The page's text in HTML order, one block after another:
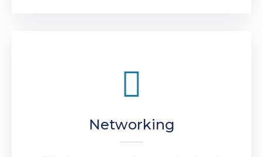
Networking